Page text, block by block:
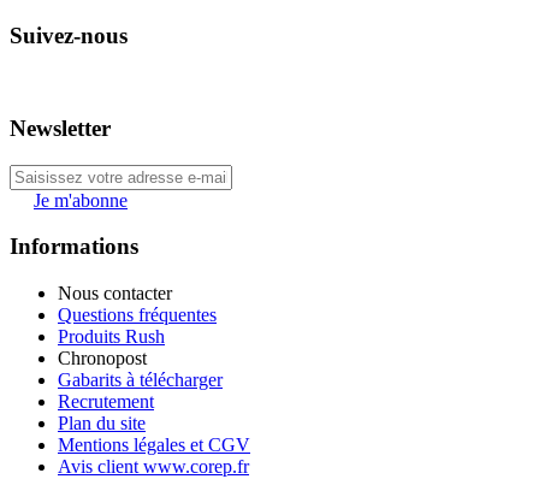
Suivez-nous
Newsletter
Je m'abonne
Informations
Nous contacter
Questions fréquentes
Produits Rush
Chronopost
Gabarits à télécharger
Recrutement
Plan du site
Mentions légales et CGV
Avis client www.corep.fr